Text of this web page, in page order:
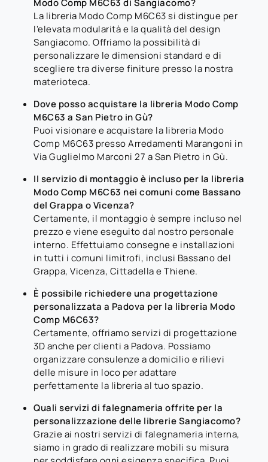
Modo Comp M6C63 di Sangiacomo?
La libreria Modo Comp M6C63 si distingue per
l'elevata modularità e la qualità del design
Sangiacomo. Offriamo la possibilità di
personalizzare le dimensioni standard e di
scegliere tra diverse finiture presso la nostra
materioteca.
Dove posso acquistare la libreria Modo Comp
M6C63 a San Pietro in Gù?
Puoi visionare e acquistare la libreria Modo
Comp M6C63 presso Arredamenti Marangoni in
Via Guglielmo Marconi 27 a San Pietro in Gù.
Il servizio di montaggio è incluso per la libreria
Modo Comp M6C63 nei comuni come Bassano
del Grappa o Vicenza?
Certamente, il montaggio è sempre incluso nel
prezzo e viene eseguito dal nostro personale
interno. Effettuiamo consegne e installazioni
in tutti i comuni limitrofi, inclusi Bassano del
Grappa, Vicenza, Cittadella e Thiene.
È possibile richiedere una progettazione
personalizzata a Padova per la libreria Modo
Comp M6C63?
Certamente, offriamo servizi di progettazione
3D anche per clienti a Padova. Possiamo
organizzare consulenze a domicilio e rilievi
delle misure in loco per adattare
perfettamente la libreria al tuo spazio.
Quali servizi di falegnameria offrite per la
personalizzazione delle librerie Sangiacomo?
Grazie ai nostri servizi di falegnameria interna,
siamo in grado di realizzare mobili su misura